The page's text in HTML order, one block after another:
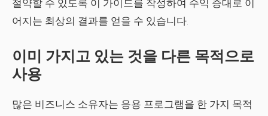
절약할 수 있도록 이 가이드를 작성하여 수익 증대로 이
어지는 최상의 결과를 얻을 수 있습니다.
이미 가지고 있는 것을 다른 목적으로
사용
많은 비즈니스 소유자는 응용 프로그램을 한 가지 목적